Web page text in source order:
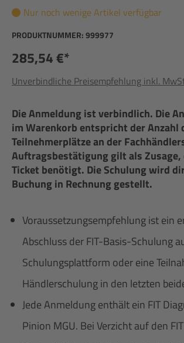
Nur noch wenige Artikel verfügbar
PRODUKTNUMMER:999977
285,54 €*
Unverbindliche Preisempfehlung inkl.
Die Anmeldung ist verbindlich. Die
im Warenkorb entspricht der Anzahl
Teilnehmerplätze an der
Auftragsbestätigung gilt als Zusage,
Ticket benötigt. Die Schulung wird
Buchung in Rechnung gestellt.
Voraussetzungsempfehlung ist ein
Abschluss der FIT-Basis-Schulung
Schulungsplattform oder eine
Händlerschulung in den letzten
Jede Anmeldung enthält ein FIT
Pinion MGU. Bei Verzicht auf den